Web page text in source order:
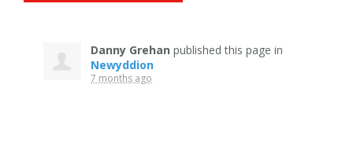
Danny Grehan published this page in
Newyddion
7 months ago